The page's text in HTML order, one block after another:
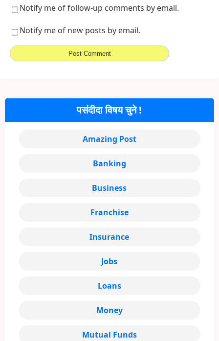
Notify me of follow-up comments by email.
Notify me of new posts by email.
पसंदीदा विषय चुने !
Amazing Post
Banking
Business
Franchise
Insurance
Jobs
Loans
Money
Mutual Funds